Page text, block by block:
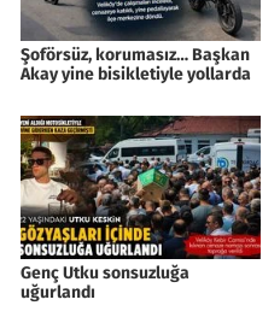
Şoförsüz, korumasız… Başkan
Akay yine bisikletiyle yollarda
Genç Utku sonsuzluğa
uğurlandı